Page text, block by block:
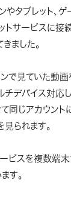
やタブレット、
トサービスに
ました。
で見ていた動
チデバイス対応
同じアカウント
られます。
ビスを複数端
す。